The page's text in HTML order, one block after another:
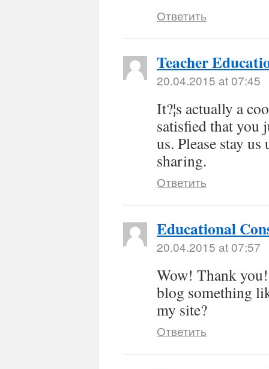
Ответить
Teacher
20.04.2015 at 07:45
It?¦s actually a
satisfied that you
us. Please stay
sharing.
Ответить
Educational
20.04.2015 at 07:57
Wow! Thank
blog something
my site?
Ответить